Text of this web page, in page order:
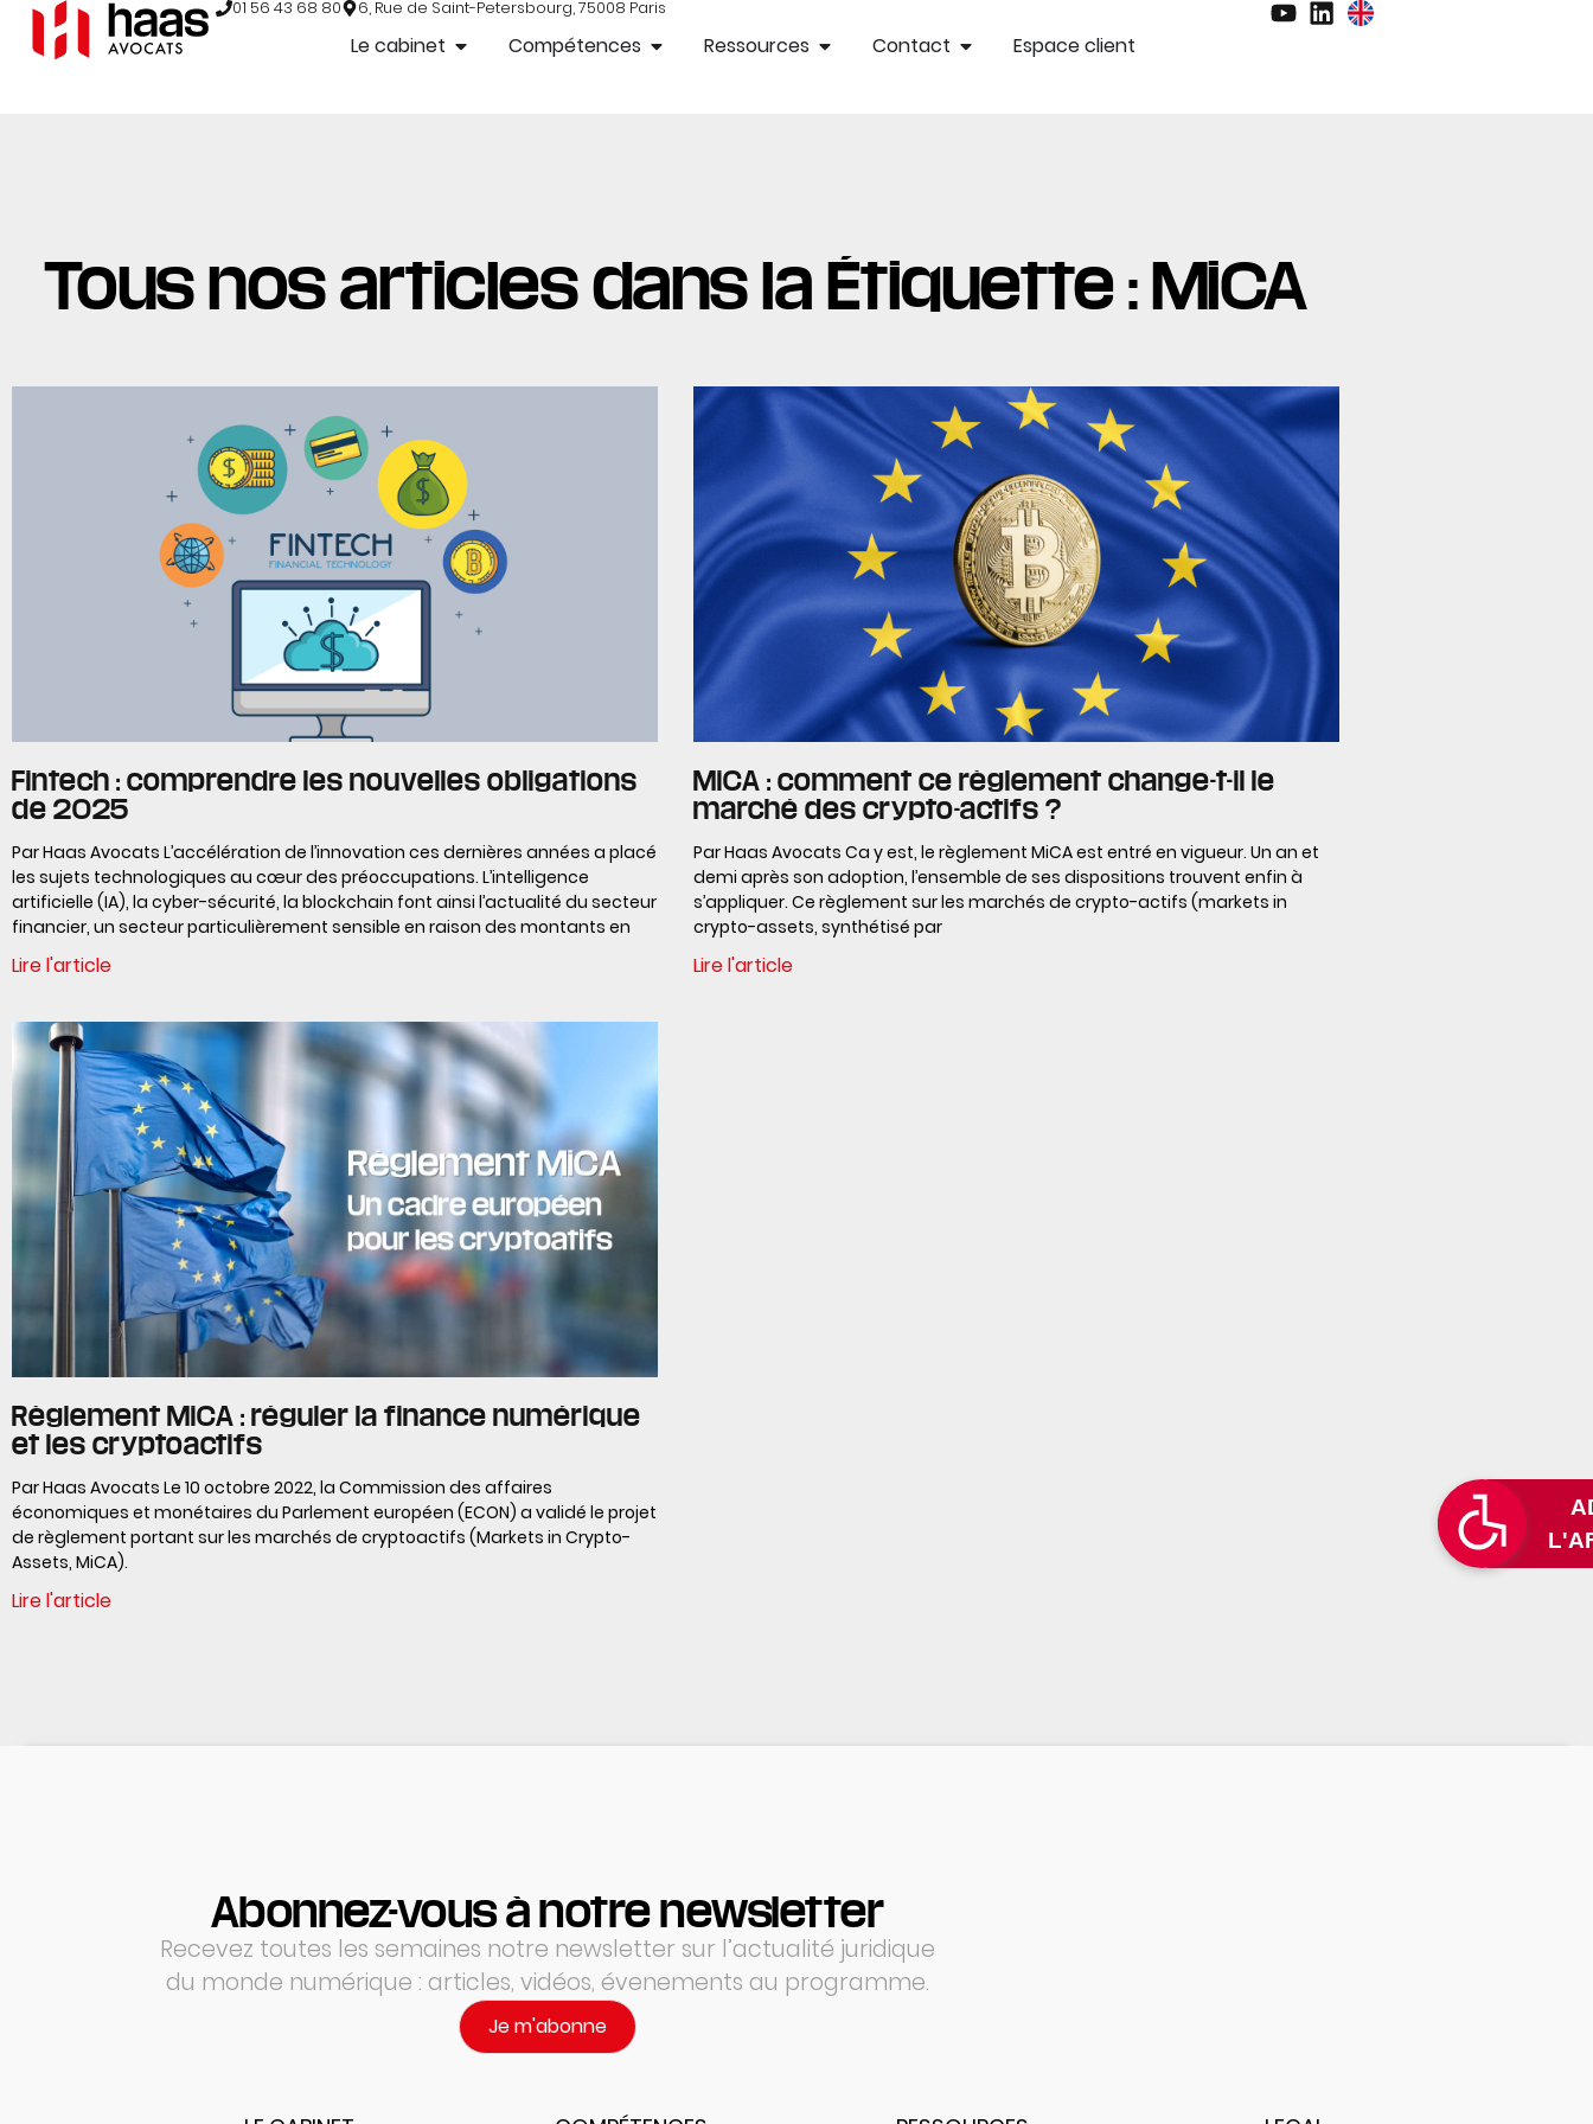
01 56 43 68 80 6, Rue de Saint-Petersbourg, 75008 Paris
Le cabinet Compétences Ressources Contact Espace client
Tous nos articles dans la Étiquette : MiCA
Fintech : comprendre les nouvelles obligations
de 2025
Par Haas Avocats L’accélération de l’innovation ces dernières années a placé
les sujets technologiques au cœur des préoccupations. L’intelligence
artificielle (IA), la cyber-sécurité, la blockchain font ainsi l’actualité du secteur
financier, un secteur particulièrement sensible en raison des montants en
Lire l'article
MiCA : comment ce règlement change-t-il le
marché des crypto-actifs ?
Par Haas Avocats Ca y est, le règlement MiCA est entré en vigueur. Un an et
demi après son adoption, l’ensemble de ses dispositions trouvent enfin à
s’appliquer. Ce règlement sur les marchés de crypto-actifs (markets in
crypto-assets, synthétisé par
Lire l'article
Règlement MiCA : réguler la finance numérique
et les cryptoactifs
Par Haas Avocats Le 10 octobre 2022, la Commission des affaires
économiques et monétaires du Parlement européen (ECON) a validé le projet
de règlement portant sur les marchés de cryptoactifs (Markets in Crypto-
Assets, MiCA).
Lire l'article
Abonnez-vous à notre newsletter
Recevez toutes les semaines notre newsletter sur l’actualité juridique
du monde numérique : articles, vidéos, évenements au programme.
Je m'abonne